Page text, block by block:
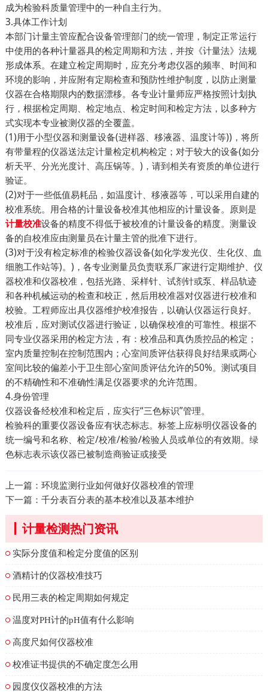
成为检验科质量管理中的一种自主行为。
3.具体工作计划
本部门计量主管应配合设备管理部门的统一管理，制定正常运行
中使用的各种计量器具的检定周期和方法，并按《计量法》法规
形成体系。在建立检定周期时，应充分考虑仪器的频率、时间和
环境的影响，并应附有定期检查和预防性维护制度，以防止测量
仪器在合格期限内的数据漂移。各专业计量师应严格按照计划执
行，根据检定周期、检定地点、检定时间和检定方法，以多种方
式实现本专业被测仪器的全覆盖。
(1)用于小型仪器和测量设备(进样器、移液器、温度计等))，将所
有带量程的仪器送法定计量检定机构检定；对于较大的设备(如分
析天平、分光光度计、高压锅等。)，请到相关有资质的单位进行
验证。
(2)对于一些低值易耗品，如温度计、移液器等，可以采用自建的
校准系统。用合格的计量设备校准其他相应的计量设备。原则是
计量校准设备的精度不得低于被校准的计量设备的精度。测量设
备的自校准应由测量员在计量主管的批准下进行。
(3)对于没有检定标准的检验仪器设备(如化学发光仪、生化仪、血
细胞工作站等)。)，各专业测量员负责联系厂家进行定期维护、仪
器校准和仪器校准，包括光路、采样针、试剂针或泵、样品轨迹
和各种机械运动的检查和校正，然后用校准器对仪器进行校准和
校验。工程师应出具仪器维护校准报告，以确认仪器运行良好。
校准后，应对测试仪器进行验证，以确保校准的可靠性。根据不
同专业仪器采用的检定方法，有：校准品和真伪质控品的检定；
室内质量控制在控制范围内；心室间质评估获得良好结果或两心
室间比较的偏差小于卫生部心室间质评估允许的50%。测试项目
的不精确性和不准确性满足仪器要求的允许范围。
4.身份管理
仪器设备经校准和检定后，应实行“三色标识”管理。
检验科的重要仪器设备应有状态标志。标签上应标明仪器设备的
统一编号和名称、检定/校准/检验/检验人员或单位的有效期。绿
色标志表示该仪器已被制造商验证或接受
上一篇： 环境监测行业如何做好仪器校准的管理
下一篇： 千分表百分表的基本校准以及基本维护
计量检测热门资讯
实际分度值和检定分度值的区别
酒精计的仪器校准技巧
民用三表的检定周期如何规定
温度对PH计的pH值有什么影响
高度尺如何仪器校准
校准证书提供的不确定度怎么用
园度仪仪器校准的方法